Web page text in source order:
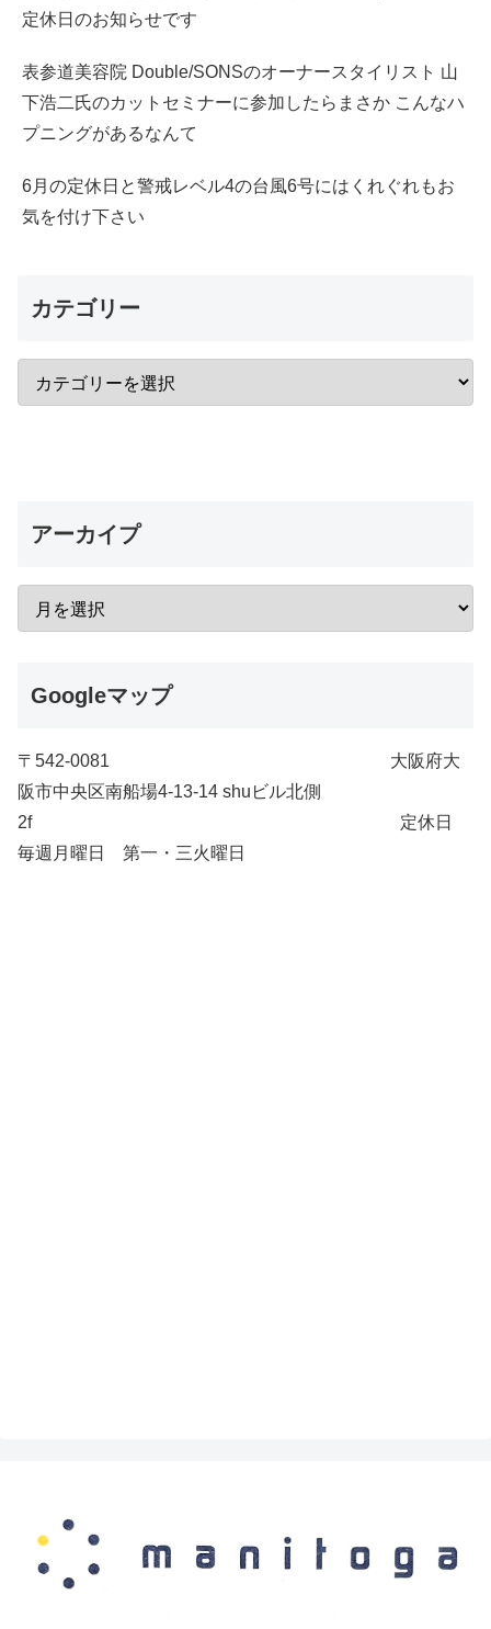
定休日のお知らせです
表参道美容院 Double/SONSのオーナースタイリスト 山
下浩二氏のカットセミナーに参加したらまさか こんなハ
プニングがあるなんて
6月の定休日と警戒レベル4の台風6号にはくれぐれもお
気を付け下さい
カテゴリー
アーカイプ
Googleマップ
〒542-0081 大阪府大
阪市中央区南船場4-13-14 shuビル北側
2f 定休日
毎週月曜日 第一・三火曜日